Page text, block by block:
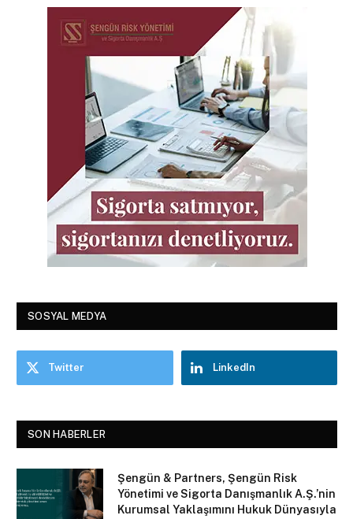
SOSYAL MEDYA
Twitter LinkedIn
SON HABERLER
Şengün & Partners, Şengün Risk
Yönetimi ve Sigorta Danışmanlık A.Ş.’nin
Kurumsal Yaklaşımını Hukuk Dünyasıyla